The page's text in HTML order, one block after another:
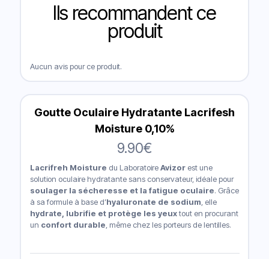
Ils recommandent ce
produit
Aucun avis pour ce produit.
Goutte Oculaire Hydratante Lacrifesh
Moisture 0,10%
9.90€
Lacrifreh Moisture du LaboratoireAvizorest une
solution oculaire hydratante sans conservateur, idéale pour
soulager la sécheresse et la fatigue oculaire. Grâce
à sa formule à base d’hyaluronate de sodium , elle
hydrate, lubrifie et protège les yeuxtout en procurant
un confort durable , même chez les porteurs de lentilles.